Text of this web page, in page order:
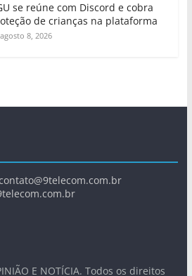
se reúne com Discord e cobra
de crianças na plataforma
agosto 8, 2026
E NOTÍCIA. Todos os direitos